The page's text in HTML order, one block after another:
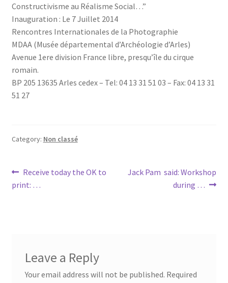
Constructivisme au Réalisme Social…”
Inauguration : Le 7 Juillet 2014
Rencontres Internationales de la Photographie
MDAA (Musée départemental d’Archéologie d’Arles)
Avenue 1ere division France libre, presqu’île du cirque
romain.
BP 205 13635 Arles cedex – Tel: 04 13 31 51 03 – Fax: 04 13 31
51 27
Category: Non classé
Post
navigation
Previous
post:
Receive today the OK to
print: …
Next
Jack Pam said: Workshop
during …
Leave a Reply
Your email address will not be published. Required